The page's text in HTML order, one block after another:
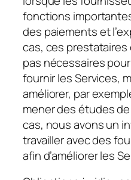
fonctions
des paiements et
cas, ces
pas nécessaires
fournir les Services,
améliorer, par
mener des études
cas, nous avons un
travailler avec des
afin d’améliorer les